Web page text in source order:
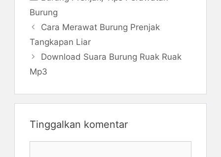
Burung
Cara Merawat Burung Prenjak
Tangkapan Liar
Download Suara Burung Ruak Ruak
Mp3
Tinggalkan komentar